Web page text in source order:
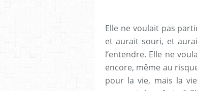
Elle ne voulait pas
et aurait souri, et
l’entendre. Elle ne
encore, même au
pour la vie, mais la